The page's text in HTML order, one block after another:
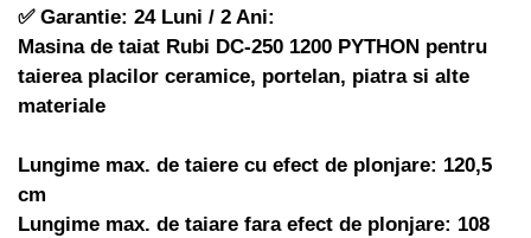
Suflante cu aer cald
Strungurii
Scule pentru electricieni
Truse de scule
Masini de spalat vase
Masini de spalat vase incorporabile
Masini de spalat vase independente
Masini de spalat rufe
Masini de spalat rufe incorporabile
✅ Garantie: 24 Luni / 2 Ani:
Masina de taiat Rubi DC-250 1200 PYTHON pentru
taierea placilor ceramice, portelan, piatra si alte
materiale
Lungime max. de taiere cu efect de plonjare: 120,5
cm
Lungime max. de taiare fara efect de plonjare: 108